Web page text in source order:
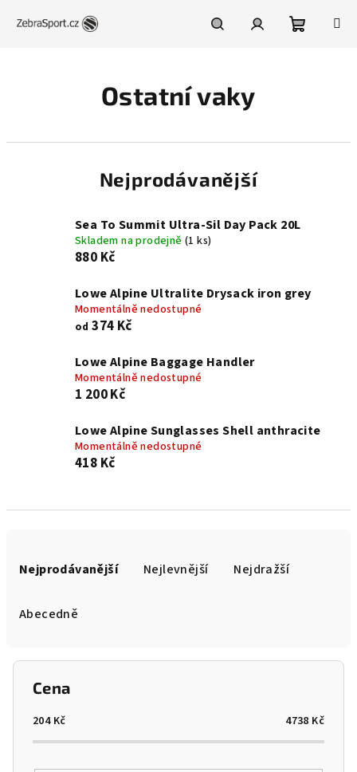
Ostatní vaky
Nejprodávanější
Sea To Summit Ultra-Sil Day Pack 20L
Skladem na prodejně(1 ks)
880 Kč
Lowe Alpine Ultralite Drysack iron grey
Momentálně nedostupné
od 374 Kč
Lowe Alpine Baggage Handler
Momentálně nedostupné
1 200 Kč
Lowe Alpine Sunglasses Shell anthracite
Momentálně nedostupné
418 Kč
Nejprodávanější Nejlevnější Nejdražší
Abecedně
Cena
204Kč 4738 Kč